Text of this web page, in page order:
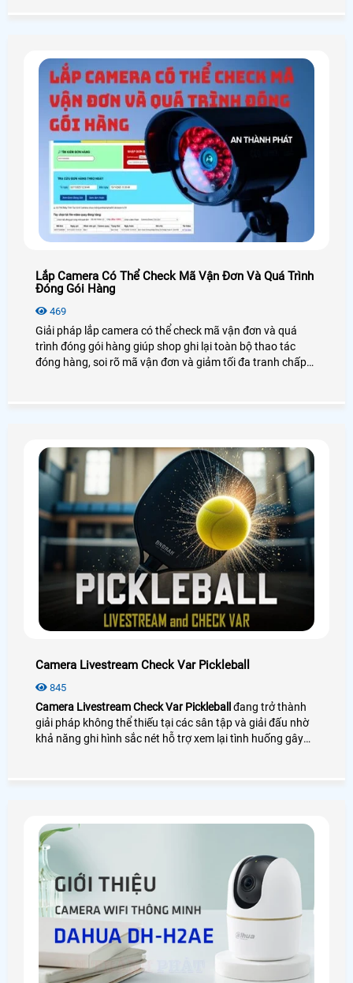
Lắp Camera Có Thể Check Mã Vận Đơn Và Quá Trình
Đóng Gói Hàng
469
Giải pháp lắp camera có thể check mã vận đơn và quá
trình đóng gói hàng giúp shop ghi lại toàn bộ thao tác
đóng hàng, soi rõ mã vận đơn và giảm tối đa tranh chấp
Camera Livestream Check Var Pickleball
845
Camera Livestream Check Var Pickleball đang trở thành
giải pháp không thể thiếu tại các sân tập và giải đấu nhờ
khả năng ghi hình sắc nét hỗ trợ xem lại tình huống gây